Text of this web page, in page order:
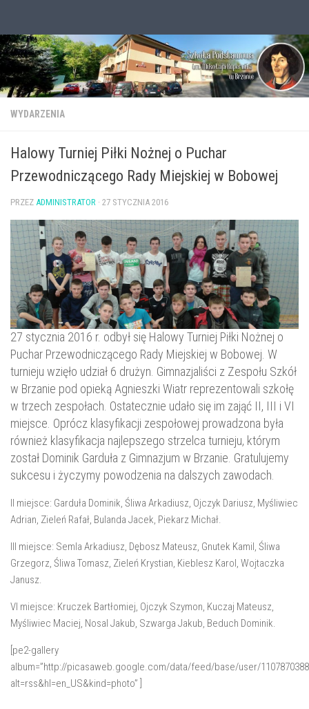
Otwórz pasek narzędzi
WYDARZENIA
Halowy Turniej Piłki Nożnej o Puchar
Przewodniczącego Rady Miejskiej w Bobowej
PRZEZ ADMINISTRATOR · 27 STYCZNIA 2016
27 stycznia 2016 r. odbył się Halowy Turniej Piłki Nożnej o
Puchar Przewodniczącego Rady Miejskiej w Bobowej. W
turnieju wzięło udział 6 drużyn. Gimnazjaliści z Zespołu Szkół
w Brzanie pod opieką Agnieszki Wiatr reprezentowali szkołę
w trzech zespołach. Ostatecznie udało się im zająć II, III i VI
miejsce. Oprócz klasyfikacji zespołowej prowadzona była
również klasyfikacja najlepszego strzelca turnieju, którym
został Dominik Garduła z Gimnazjum w Brzanie. Gratulujemy
sukcesu i życzymy powodzenia na dalszych zawodach.
II miejsce: Garduła Dominik, Śliwa Arkadiusz, Ojczyk Dariusz, Myśliwiec
Adrian, Zieleń Rafał, Bulanda Jacek, Piekarz Michał.
III miejsce: Semla Arkadiusz, Dębosz Mateusz, Gnutek Kamil, Śliwa
Grzegorz, Śliwa Tomasz, Zieleń Krystian, Kieblesz Karol, Wojtaczka
Janusz.
VI miejsce: Kruczek Bartłomiej, Ojczyk Szymon, Kuczaj Mateusz,
Myśliwiec Maciej, Nosal Jakub, Szwarga Jakub, Beduch Dominik.
[pe2-gallery
album=”http://picasaweb.google.com/data/feed/base/user/
alt=rss&hl=en_US&kind=photo” ]